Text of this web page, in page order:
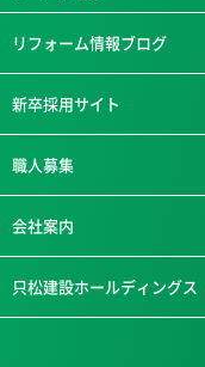
リフォーム情報ブログ
新卒採用サイト
職人募集
会社案内
只松建設ホールディングス